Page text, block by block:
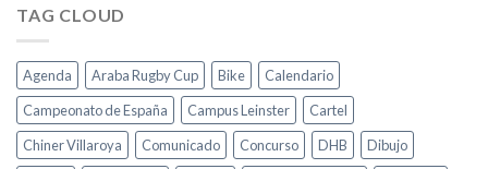
TAG CLOUD
Agenda Araba Rugby Cup Bike
Calendario
Campeonato de España
Campus Leinster
Cartel
Chiner Villaroya
Comunicado Concurso DHB
Dibujo